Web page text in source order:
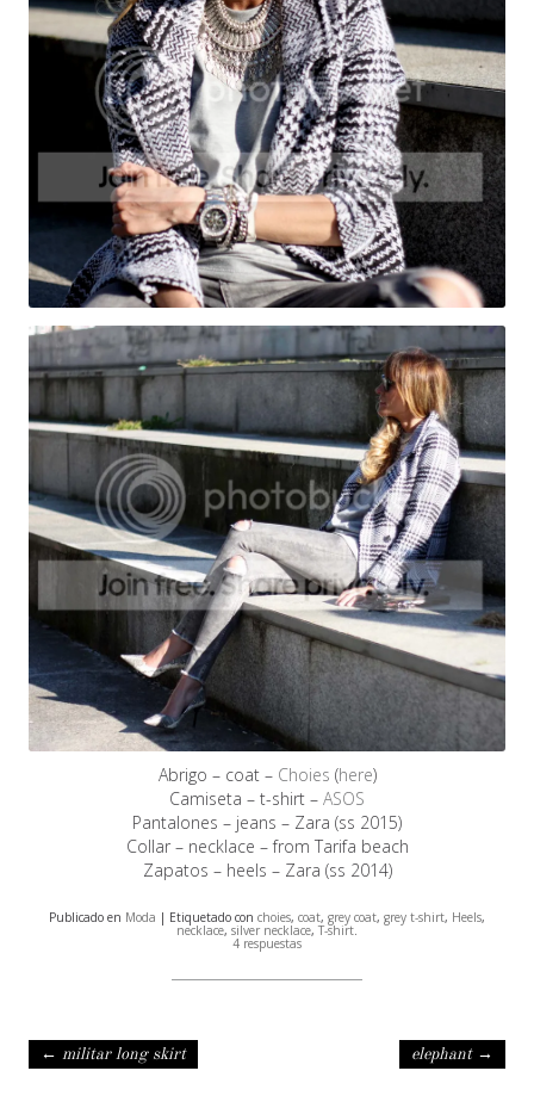
Abrigo – coat – Choies (here)
Camiseta – t-shirt – ASOS
Pantalones – jeans – Zara (ss 2015)
Collar – necklace – from Tarifa beach
Zapatos – heels – Zara (ss 2014)
Publicado en Moda | Etiquetado con choies, coat, grey coat, grey t-shirt, Heels,
necklace, silver necklace, T-shirt.
4 respuestas
Navegación de entradas
← militar long skirt elephant →